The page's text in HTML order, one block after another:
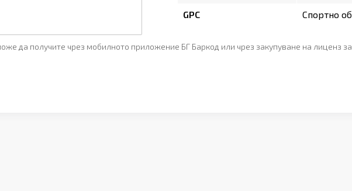
GPC
Спортно
да получите чрез мобилното приложение БГ Баркод или чрез закупуване на лиценз